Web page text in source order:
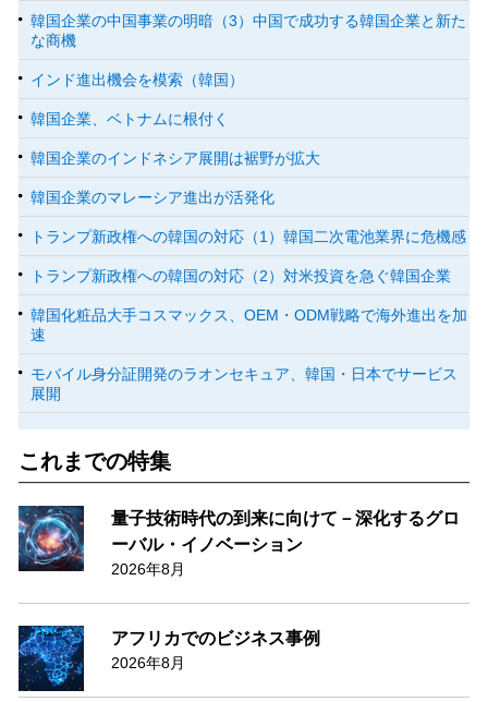
韓国企業の中国事業の明暗（3）中国で成功する韓国企業と新た
な商機
インド進出機会を模索（韓国）
韓国企業、ベトナムに根付く
韓国企業のインドネシア展開は裾野が拡大
韓国企業のマレーシア進出が活発化
トランプ新政権への韓国の対応（1）韓国二次電池業界に危機感
トランプ新政権への韓国の対応（2）対米投資を急ぐ韓国企業
韓国化粧品大手コスマックス、OEM・ODM戦略で海外進出を加
速
モバイル身分証開発のラオンセキュア、韓国・日本でサービス
展開
これまでの特集
量子技術時代の到来に向けて－深化するグロ
ーバル・イノベーション
2026年8月
アフリカでのビジネス事例
2026年8月